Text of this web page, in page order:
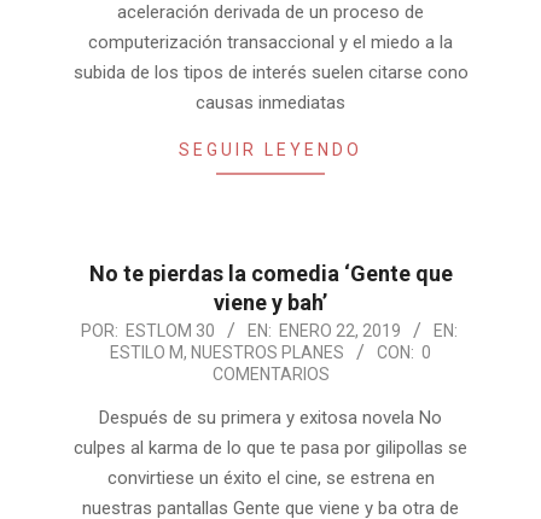
aceleración derivada de un proceso de
computerización transaccional y el miedo a la
subida de los tipos de interés suelen citarse cono
causas inmediatas
SEGUIR LEYENDO
No te pierdas la comedia ‘Gente que
viene y bah’
2019-
POR: ESTLOM 30 EN: ENERO 22, 2019
EN:
ESTILO M, NUESTROS PLANES CON: 0
COMENTARIOS
Después de su primera y exitosa novela No
culpes al karma de lo que te pasa por gilipollas se
convirtiese un éxito el cine, se estrena en
nuestras pantallas Gente que viene y ba otra de